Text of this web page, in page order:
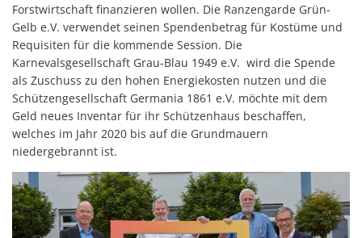
Forstwirtschaft finanzieren wollen. Die Ranzengarde Grün-
Gelb e.V. verwendet seinen Spendenbetrag für Kostüme und
Requisiten für die kommende Session. Die
Karnevalsgesellschaft Grau-Blau 1949 e.V. wird die Spende
als Zuschuss zu den hohen Energiekosten nutzen und die
Schützengesellschaft Germania 1861 e.V. möchte mit dem
Geld neues Inventar für ihr Schützenhaus beschaffen,
welches im Jahr 2020 bis auf die Grundmauern
niedergebrannt ist.